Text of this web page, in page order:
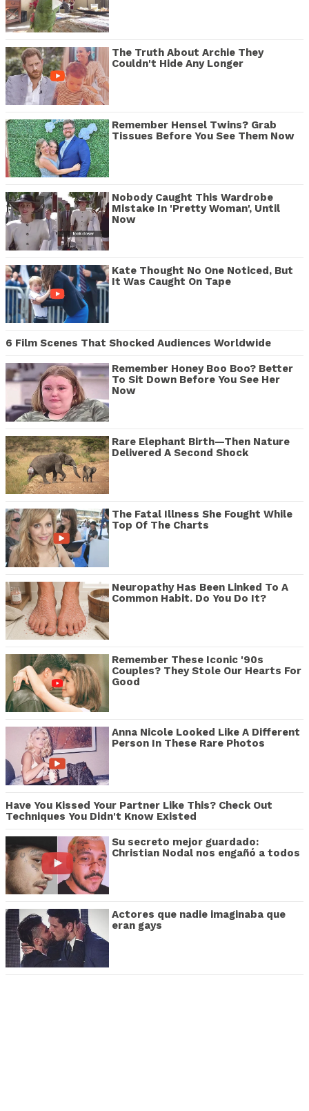
The Truth About Archie They
Couldn't Hide Any Longer
Remember Hensel Twins? Grab
Tissues Before You See Them Now
Nobody Caught This Wardrobe
Mistake In 'Pretty Woman', Until
Now
Kate Thought No One Noticed, But
It Was Caught On Tape
6 Film Scenes That Shocked Audiences Worldwide
Remember Honey Boo Boo? Better
To Sit Down Before You See Her
Now
Rare Elephant Birth—Then Nature
Delivered A Second Shock
The Fatal Illness She Fought While
Top Of The Charts
Neuropathy Has Been Linked To A
Common Habit. Do You Do It?
Remember These Iconic '90s
Couples? They Stole Our Hearts For
Good
Anna Nicole Looked Like A Different
Person In These Rare Photos
Have You Kissed Your Partner Like This? Check Out
Techniques You Didn't Know Existed
Su secreto mejor guardado:
Christian Nodal nos engañó a todos
Actores que nadie imaginaba que
eran gays